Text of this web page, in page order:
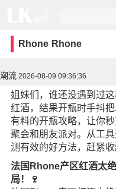
Rhone Rhone
潮流 2026-08-09 09:36:36
姐妹们，谁还没遇到过
红酒，结果开瓶时手抖
有料的开瓶攻略，让你
聚会和朋友派对。从工
测有效的好方法，赶紧收
法国Rhone产区红酒太
局！🍷